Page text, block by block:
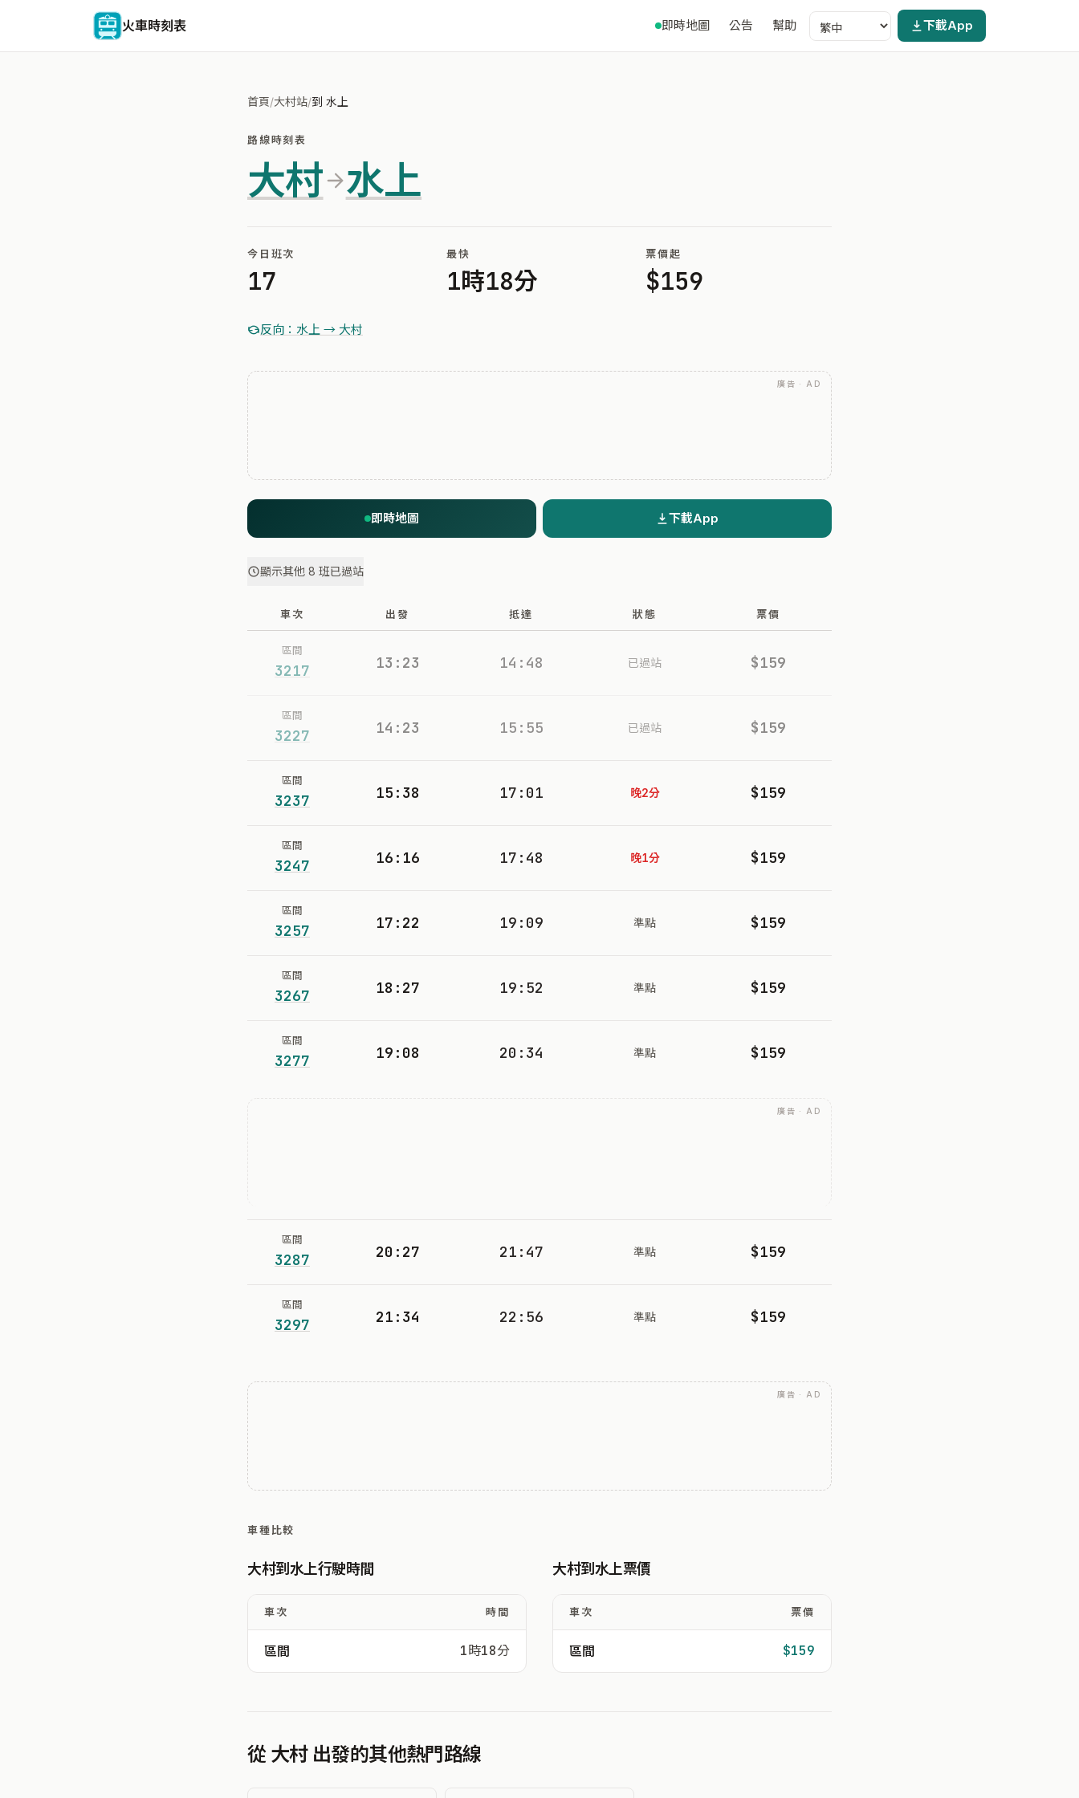
火車時刻表 即時地圖 公告 幫助 下載App
首頁/大村站/到 水上
路線時刻表
大村 水上
今日班次
17
最快
1時18分
票價起
$159
反向：水上 → 大村
廣告 · AD
即時地圖 下載App
顯示其他 8 班已過站
車次 出發 抵達 狀態 票價
區間
3217 13:23 14:48 已過站 $159
區間
3227 14:23 15:55 已過站 $159
區間
3237 15:38 17:01 晚2分 $159
區間
3247 16:16 17:48 晚1分 $159
區間
3257 17:22 19:09 準點 $159
區間
3267 18:27 19:52 準點 $159
區間
3277 19:08 20:34 準點 $159
廣告 · AD
區間
3287 20:27 21:47 準點 $159
區間
3297 21:34 22:56 準點 $159
廣告 · AD
車種比較
大村到水上行駛時間
車次 時間
區間 1時18分
大村到水上票價
車次 票價
區間 $159
從 大村 出發的其他熱門路線